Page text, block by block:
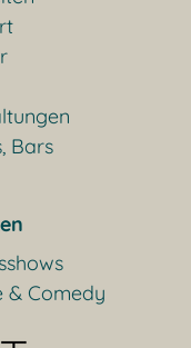
Bars
& Comedy